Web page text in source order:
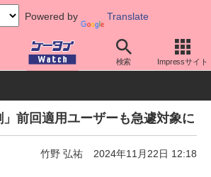
Powered by Translate
検索 Impressサイト
ア UQ 料金プラン・割引
」前回適用ユーザーも急遽対象に
竹野 弘祐 2024年11月22日 12:18